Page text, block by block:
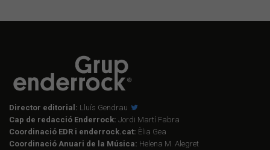
Director editorial: Lluís Gendrau
Cap de redacció Enderrock: Jordi Martí Fabra
Coordinació EDR i enderrock.cat: Èlia Gea
Coordinació Anuari de la Música: Helena M. Alegret